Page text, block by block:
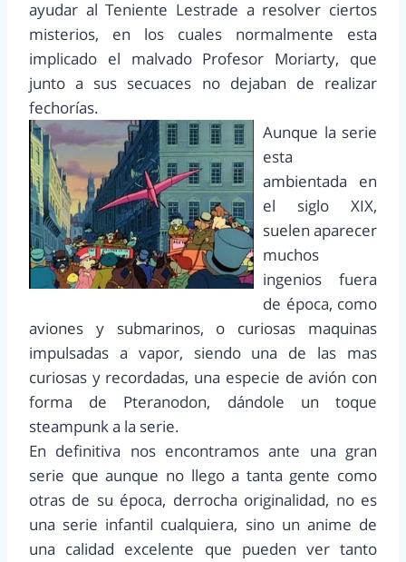
ayudar al Teniente Lestrade a resolver ciertos
misterios, en los cuales normalmente esta
implicado el malvado Profesor Moriarty, que
junto a sus secuaces no dejaban de realizar
fechorías.
Aunque la serie
esta
ambientada en
el siglo XIX,
suelen aparecer
muchos
ingenios fuera
de época, como
aviones y submarinos, o curiosas maquinas
impulsadas a vapor, siendo una de las mas
curiosas y recordadas, una especie de avión con
forma de Pteranodon, dándole un toque
steampunk a la serie.
En definitiva nos encontramos ante una gran
serie que aunque no llego a tanta gente como
otras de su época, derrocha originalidad, no es
una serie infantil cualquiera, sino un anime de
una calidad excelente que pueden ver tanto